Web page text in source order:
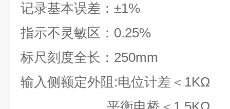
记录基本误差：±1%
指示不灵敏区：0.25%
标尺刻度全长：250mm
输入侧额定外阻:电位计差＜1KΩ